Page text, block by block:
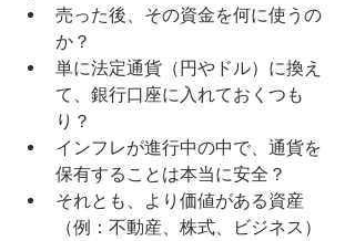
売った後、その資金を何に使うの
か？
単に法定通貨（円やドル）に換え
て、銀行口座に入れておくつも
り？
インフレが進行中の中で、通貨を
保有することは本当に安全？
それとも、より価値がある資産
（例：不動産、株式、ビジネス）